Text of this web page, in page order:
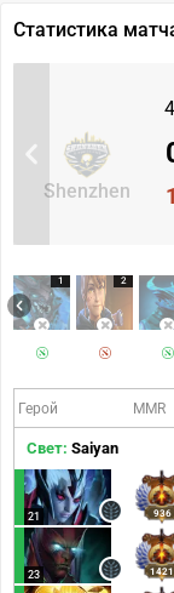
Статистика
Shenzhen
1 2
Герой MMR
Свет: Saiyan
21 936
23 1421